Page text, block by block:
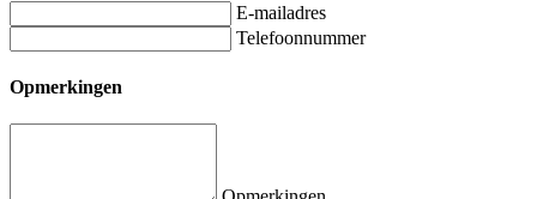
E-mailadres
Telefoonnummer
Opmerkingen